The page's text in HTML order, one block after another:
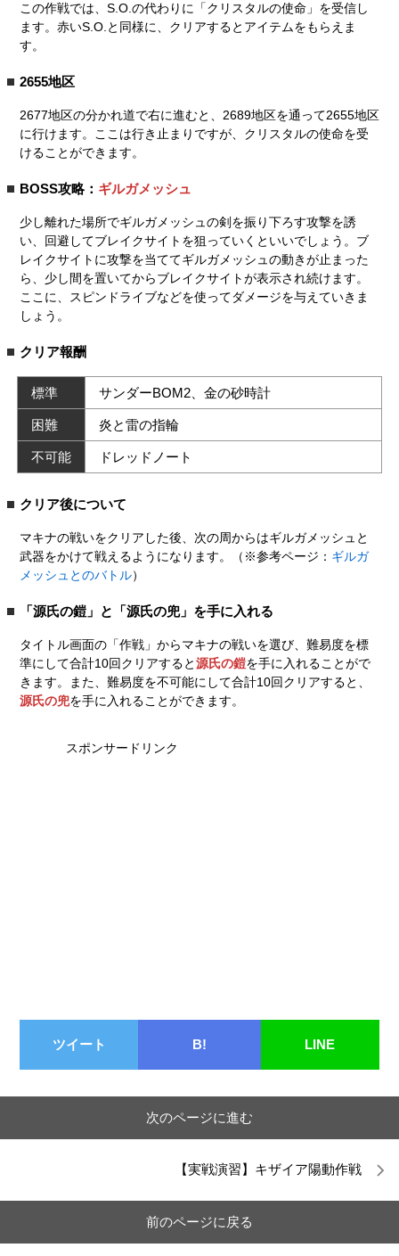
この作戦では、S.O.の代わりに「クリスタルの使命」を受信し
ます。赤いS.O.と同様に、クリアするとアイテムをもらえま
す。
2655地区
2677地区の分かれ道で右に進むと、2689地区を通って2655地区
に行けます。ここは行き止まりですが、クリスタルの使命を受
けることができます。
BOSS攻略： ギルガメッシュ
少し離れた場所でギルガメッシュの剣を振り下ろす攻撃を誘
い、回避してブレイクサイトを狙っていくといいでしょう。ブ
レイクサイトに攻撃を当ててギルガメッシュの動きが止まった
ら、少し間を置いてからブレイクサイトが表示され続けます。
ここに、スピンドライブなどを使ってダメージを与えていきま
しょう。
クリア報酬
標準 サンダーBOM2、金の砂時計
困難 炎と雷の指輪
不可能 ドレッドノート
クリア後について
マキナの戦いをクリアした後、次の周からはギルガメッシュと
武器をかけて戦えるようになります。（※参考ページ： ギルガ
メッシュとのバトル）
「源氏の鎧」と「源氏の兜」を手に入れる
タイトル画面の「作戦」からマキナの戦いを選び、難易度を標
準にして合計10回クリアすると源氏の鎧を手に入れることがで
きます。また、難易度を不可能にして合計10回クリアすると、
源氏の兜を手に入れることができます。
スポンサードリンク
ツイート B! LINE
次のページに進む
【実戦演習】キザイア陽動作戦
前のページに戻る